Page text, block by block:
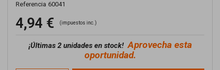
Referencia 60041
4,94 € (impuestos inc.)
¡Últimas 2 unidades en stock!Aprovecha esta
oportunidad.